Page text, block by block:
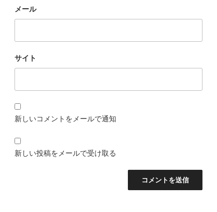
メール
サイト
新しいコメントをメールで通知
新しい投稿をメールで受け取る